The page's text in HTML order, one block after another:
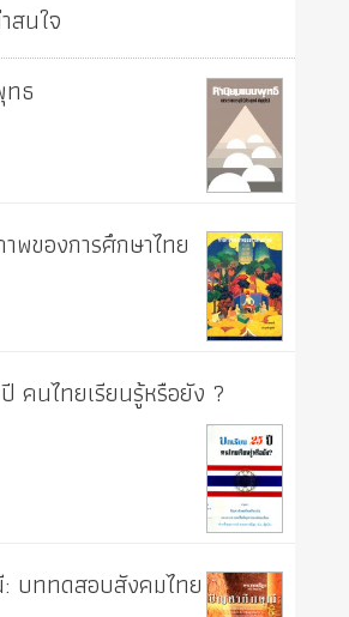
สนใจ
ธ
พของการศึกษาไทย
คนไทยเรียนรู้หรือยัง ?
ททดสอบสังคมไทย